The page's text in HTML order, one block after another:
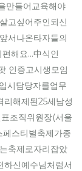
만들어교육해야
고싶어주인되신
서나온타자들의
편해요…中식인
인증고시생모임
시담당자를업무
리해제된25세남성
조직위원장(서울
페스티벌축제가종
축제로자리잡았
하신예수님처럼서